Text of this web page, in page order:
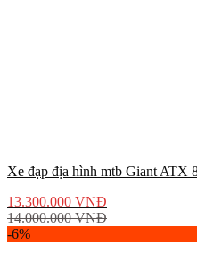
Xe đạp địa hình mtb Giant ATX
13.300.000 VNĐ
14.000.000VNĐ
-6%